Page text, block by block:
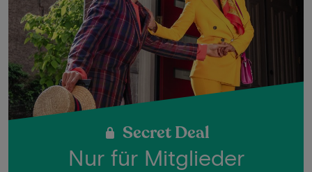
Secret Deal
Nur für Mitglieder